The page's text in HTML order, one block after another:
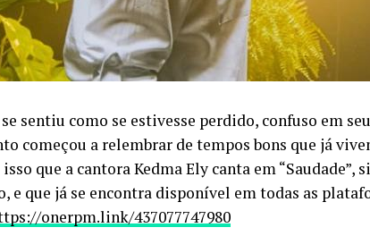
se sentiu como se estivesse perdido, confuso em
começou a relembrar de tempos bons que já
isso que a cantora Kedma Ely canta em
e que já se encontra disponível em todas as
onerpm.link/437077747980